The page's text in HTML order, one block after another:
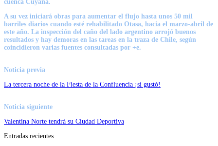
cuenca Cuyana.
A su vez iniciará obras para aumentar el flujo hasta unos 50 mil
barriles diarios cuando esté rehabilitado Otasa, hacia el marzo-abril de
este año. La inspección del caño del lado argentino arrojó buenos
resultados y hay demoras en las tareas en la traza de Chile, según
coincidieron varias fuentes consultadas por +e.
Noticia previa
La tercera noche de la Fiesta de la Confluencia ¡sí gustó!
Noticia siguiente
Valentina Norte tendrá su Ciudad Deportiva
Entradas recientes